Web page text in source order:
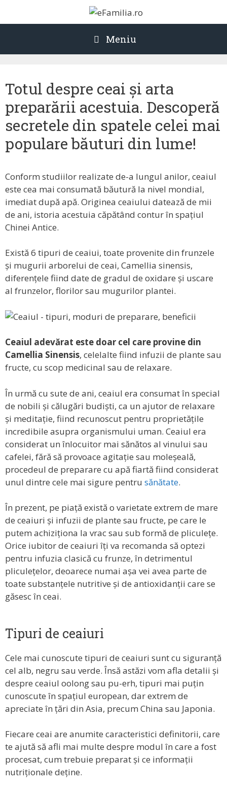
Meniu
Totul despre ceai și arta
preparării acestuia. Descoperă
secretele din spatele celei mai
populare băuturi din lume!
Conform studiilor realizate de-a lungul anilor, ceaiul
este cea mai consumată băutură la nivel mondial,
imediat după apă. Originea ceaiului datează de mii
de ani, istoria acestuia căpătând contur în spațiul
Chinei Antice.
Există 6 tipuri de ceaiui, toate provenite din frunzele
și mugurii arborelui de ceai, Camellia sinensis,
diferențele fiind date de gradul de oxidare și uscare
al frunzelor, florilor sau mugurilor plantei.
Ceaiul adevărat este doar cel care provine din
Camellia Sinensis, celelalte fiind infuzii de plante sau
fructe, cu scop medicinal sau de relaxare.
În urmă cu sute de ani, ceaiul era consumat în special
de nobili și călugări budiști, ca un ajutor de relaxare
și meditație, fiind recunoscut pentru proprietățile
incredibile asupra organismului uman. Ceaiul era
considerat un înlocuitor mai sănătos al vinului sau
cafelei, fără să provoace agitație sau moleșeală,
procedeul de preparare cu apă fiartă fiind considerat
unul dintre cele mai sigure pentru sănătate.
În prezent, pe piață există o varietate extrem de mare
de ceaiuri și infuzii de plante sau fructe, pe care le
putem achiziționa la vrac sau sub formă de pliculețe.
Orice iubitor de ceaiuri îți va recomanda să optezi
pentru infuzia clasică cu frunze, în detrimentul
pliculețelor, deoarece numai așa vei avea parte de
toate substanțele nutritive și de antioxidanții care se
găsesc în ceai.
Tipuri de ceaiuri
Cele mai cunoscute tipuri de ceaiuri sunt cu siguranță
cel alb, negru sau verde. Însă astăzi vom afla detalii și
despre ceaiul oolong sau pu-erh, tipuri mai puțin
cunoscute în spațiul european, dar extrem de
apreciate în țări din Asia, precum China sau Japonia.
Fiecare ceai are anumite caracteristici definitorii, care
te ajută să afli mai multe despre modul în care a fost
procesat, cum trebuie preparat și ce informații
nutriționale deține.